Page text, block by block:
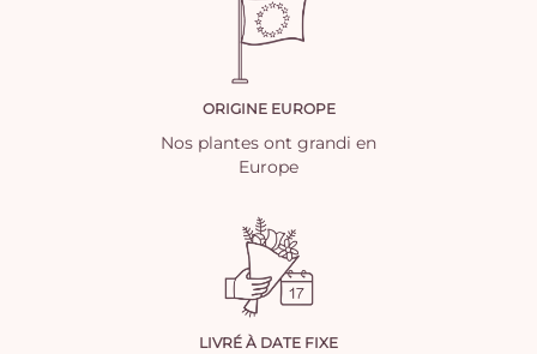
ORIGINE EUROPE
Nos plantes ont grandi en
Europe
LIVRÉ À DATE FIXE